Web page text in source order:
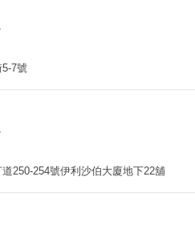
7號
250-254號伊利沙伯大廈地下22舖